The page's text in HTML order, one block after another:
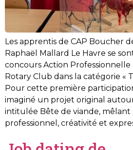
Les apprentis de CAP Boucher
Raphaël Mallard Le Havre se
concours Action Professionnelle
Rotary Club dans la catégorie «
Pour cette première
imaginé un projet original
intitulée Bête de viande, mêlant
professionnel, créativité et